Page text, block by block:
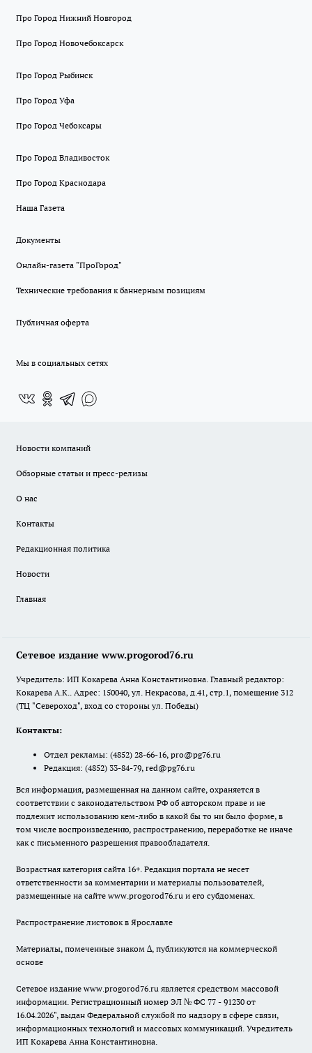
Про Город Нижний Новгород
Про Город Новочебоксарск
Про Город Рыбинск
Про Город Уфа
Про Город Чебоксары
Про Город Владивосток
Про Город Краснодара
Наша Газета
Документы
Онлайн-газета "ПроГород"
Технические требования к баннерным позициям
Публичная оферта
Мы в социальных сетях
Новости компаний
Обзорные статьи и пресс-релизы
О нас
Контакты
Редакционная политика
Новости
Главная
Сетевое издание www.progorod76.ru
Учредитель: ИП Кокарева Анна Константиновна. Главный редактор:
Кокарева А.К.. Адрес: 150040, ул. Некрасова, д.41, стр.1, помещение 312
(ТЦ "Североход", вход со стороны ул. Победы)
Контакты:
Отдел рекламы: (4852) 28-66-16, pro@pg76.ru
Редакция: (4852) 33-84-79, red@pg76.ru
Вся информация, размещенная на данном сайте, охраняется в
соответствии с законодательством РФ об авторском праве и не
подлежит использованию кем-либо в какой бы то ни было форме, в
том числе воспроизведению, распространению, переработке не иначе
как с письменного разрешения правообладателя.
Возрастная категория сайта 16+. Редакция портала не несет
ответственности за комментарии и материалы пользователей,
размещенные на сайте www.progorod76.ru и его субдоменах.
Распространение листовок в Ярославле
Материалы, помеченные знаком ∆, публикуются на коммерческой
основе
Сетевое издание www.progorod76.ru является средством массовой
информации. Регистрационный номер ЭЛ № ФС 77 - 91230 от
16.04.2026", выдан Федеральной службой по надзору в сфере связи,
информационных технологий и массовых коммуникаций. Учредитель
ИП Кокарева Анна Константиновна.